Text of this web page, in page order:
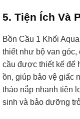
5. Tiện Ích Và
Bồn Cầu 1 Khối
thiết như bộ van
cầu được thiết kế để
ồn, giúp bảo vệ giấc
tháo nắp nhanh tiện
sinh và bảo dưỡng